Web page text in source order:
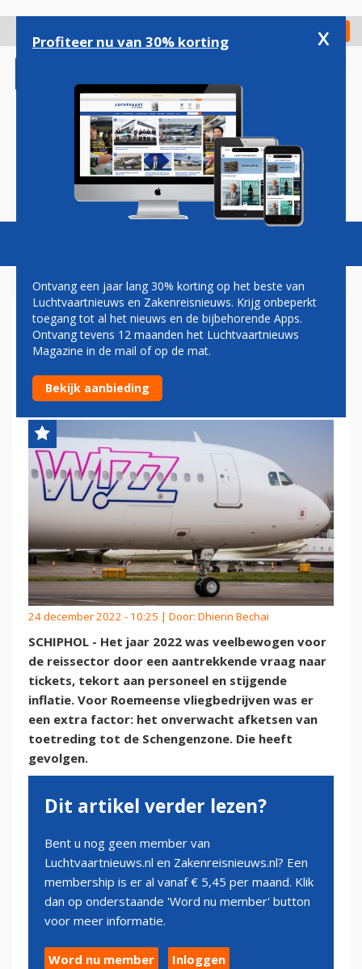
gaan
Check in
Magazine Podcasts Vacatures
ANALYSE: STOELENDANS OP
ROEMEENSE
LUCHTVAARTMARKT
24 december 2022 - 10:25 | Door: Dhierin Bechai
SCHIPHOL - Het jaar 2022 was veelbewogen voor
de reissector door een aantrekkende vraag naar
tickets, tekort aan personeel en stijgende
inflatie. Voor Roemeense vliegbedrijven was er
een extra factor: het onverwacht afketsen van
toetreding tot de Schengenzone. Die heeft
gevolgen.
Dit artikel verder lezen?
Bent u nog geen member van
Luchtvaartnieuws.nl en Zakenreisnieuws.nl? Een
membership is er al vanaf € 5,45 per maand. Klik
dan op onderstaande 'Word nu member' button
voor meer informatie.
Word nu member Inloggen
Profiteer nu van 30% korting x
Ontvang een jaar lang 30% korting op het beste van
Luchtvaartnieuws en Zakenreisnieuws. Krijg onbeperkt
toegang tot al het nieuws en de bijbehorende Apps.
Ontvang tevens 12 maanden het Luchtvaartnieuws
Magazine in de mail of op de mat.
Bekijk aanbieding